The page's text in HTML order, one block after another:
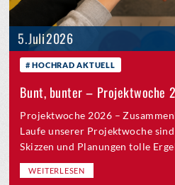
5. Juli 2026
HOCHRAD AKTUELL
Bunt, bunter – Projektwoche
Projektwoche 2026 –
Laufe unserer Projektwoche
Skizzen und Planungen tolle
WEITERLESEN